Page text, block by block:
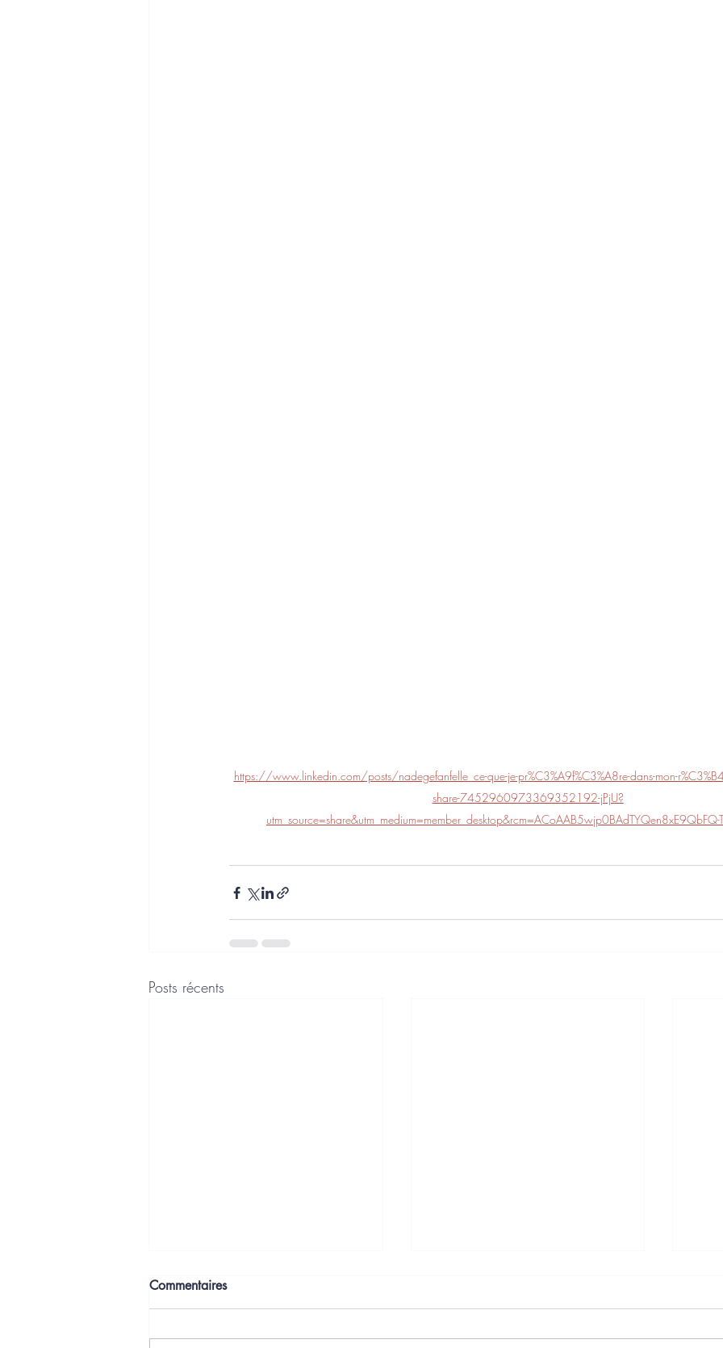
https://www.linkedin.com/posts/nadegefanfelle_ce-que-je-pr%C3%A9f%C3%A8re-dans-mon-
share-7452960973369352192-jPjU?
utm_source=share&utm_medium=member_desktop&rcm=ACoAAB5wjp0BAdTYQen8xE9QbFQ-
Posts récents
Commentaires